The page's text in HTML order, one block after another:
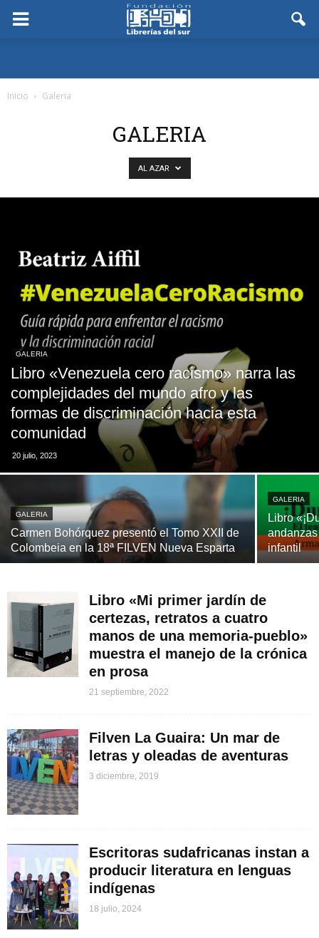
Inicio Galeria
GALERIA
AL AZAR
GALERIA
Libro «Venezuela cero racismo» narra las
complejidades del mundo afro y las
formas de discriminación hacia esta
comunidad
20 julio, 2023
GALERIA
Carmen Bohórquez presentó el Tomo XXII de
Colombeia en la 18ª FILVEN Nueva Esparta
GALERIA
Libro
infantil
Libro «Mi primer jardín de
certezas, retratos a cuatro
manos de una memoria-pueblo»
muestra el manejo de la crónica
en prosa
21 septiembre, 2022
Filven La Guaira: Un mar de
letras y oleadas de aventuras
3 diciembre, 2019
Escritoras sudafricanas instan a
producir literatura en lenguas
indígenas
18 julio, 2024